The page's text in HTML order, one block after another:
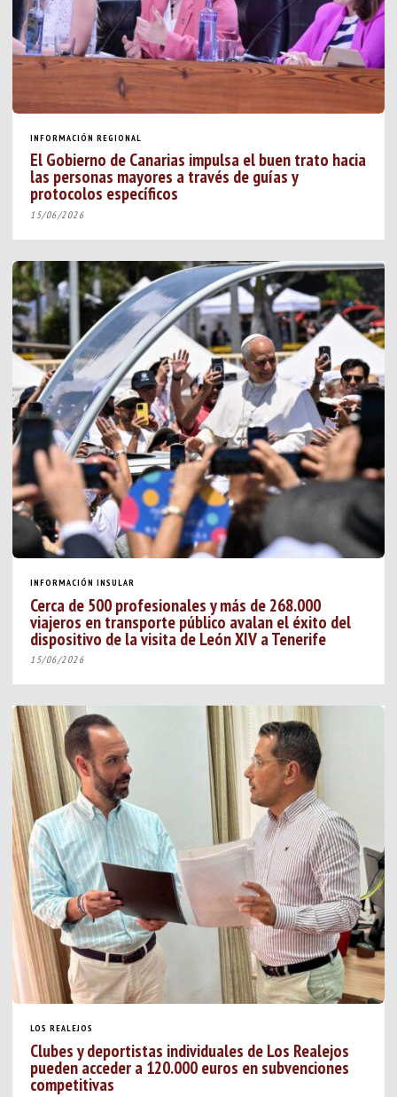
INFORMACIÓN REGIONAL
El Gobierno de Canarias impulsa el buen trato hacia
las personas mayores a través de guías y
protocolos específicos
15/06/2026
INFORMACIÓN INSULAR
Cerca de 500 profesionales y más de 268.000
viajeros en transporte público avalan el éxito del
dispositivo de la visita de León XIV a Tenerife
15/06/2026
LOS REALEJOS
Clubes y deportistas individuales de Los Realejos
pueden acceder a 120.000 euros en subvenciones
competitivas